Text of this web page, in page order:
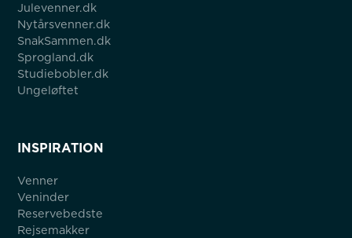
Julevenner.dk
Nytårsvenner.dk
SnakSammen.dk
Sprogland.dk
Studiebobler.dk
Ungeløftet
INSPIRATION
Venner
Veninder
Reservebedste
Rejsemakker